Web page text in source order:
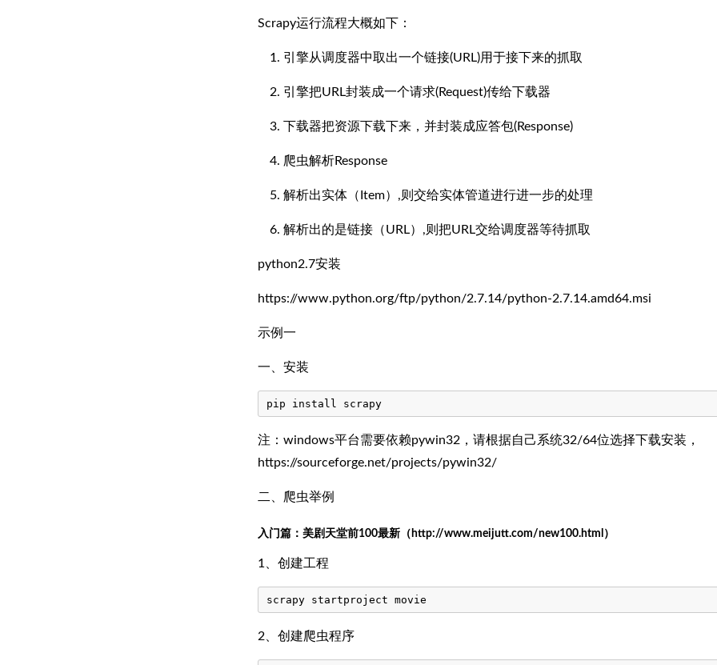
Scrapy运行流程大概如下：
引擎从调度器中取出一个链接(URL)用于接下来的抓取
引擎把URL封装成一个请求(Request)传给下载器
下载器把资源下载下来，并封装成应答包(Response)
爬虫解析Response
解析出实体（Item）,则交给实体管道进行进一步的处理
解析出的是链接（URL）,则把URL交给调度器等待抓取
python2.7安装
https://www.python.org/ftp/python/2.7.14/python-2.7.14.amd64.msi
示例一
一、安装
注：windows平台需要依赖pywin32，请根据自己系统32/64位选择下载安装，
https://sourceforge.net/projects/pywin32/
二、爬虫举例
入门篇：美剧天堂前100最新（http://www.meijutt.com/new100.html）
1、创建工程
2、创建爬虫程序